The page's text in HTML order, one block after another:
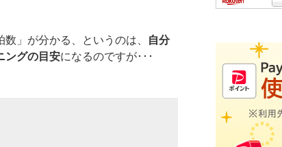
」が分かる、というのは、
自分
ングの目安になるのですが･･･